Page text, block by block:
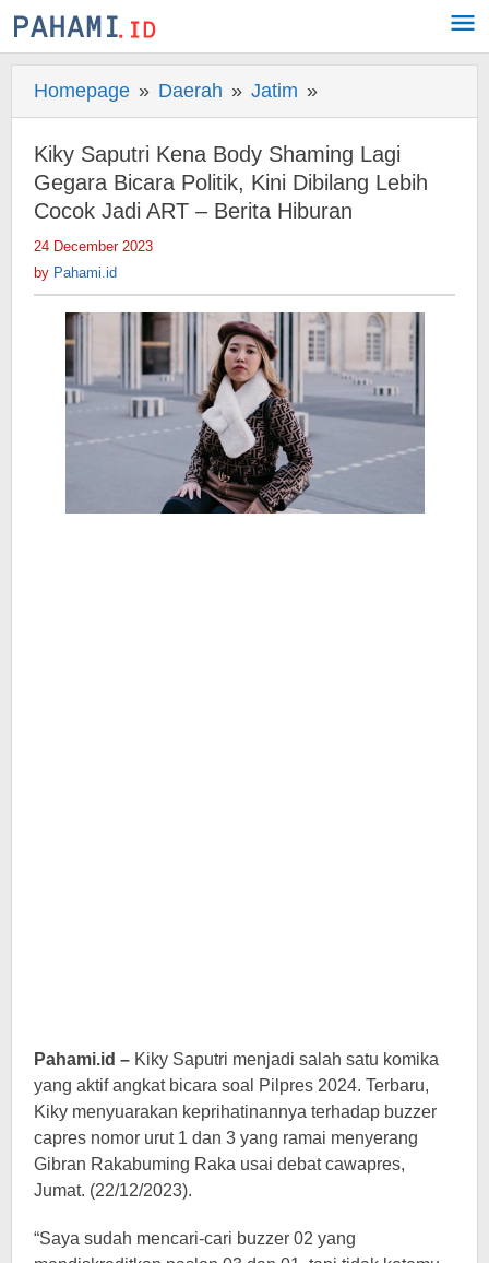
Skip
to
Homepage » Daerah » Jatim »
Saputri
Kena
Body
Shaming
Bicara
Politik,
Kini
Dibilang
Lebih
Jadi
ART
Kiky Saputri Kena Body Shaming Lagi
Gegara Bicara Politik, Kini Dibilang Lebih
Cocok Jadi ART – Berita Hiburan
24 December 2023
by Pahami.id
Pahami.id – Kiky Saputri menjadi salah satu komika
yang aktif angkat bicara soal Pilpres 2024. Terbaru,
Kiky menyuarakan keprihatinannya terhadap buzzer
capres nomor urut 1 dan 3 yang ramai menyerang
Gibran Rakabuming Raka usai debat cawapres,
Jumat. (22/12/2023).
“Saya sudah mencari-cari buzzer 02 yang